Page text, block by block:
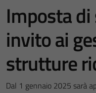
Imposta
invito ai
strutture
Dal 1 gennaio 2025 sarà